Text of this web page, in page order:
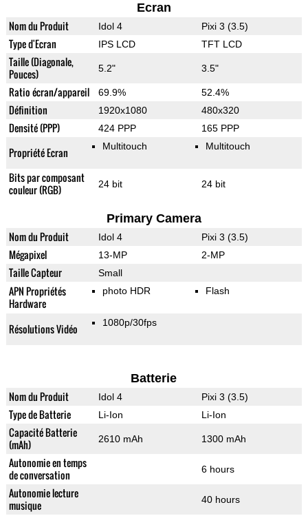
Ecran
Nom du Produit Idol 4 Pixi 3 (3.5)
Type d'Ecran IPS LCD TFT LCD
Taille (Diagonale,
Pouces)
5.2" 3.5"
Ratio écran/appareil 69.9% 52.4%
Définition 1920x1080 480x320
Densité (PPP) 424 PPP 165 PPP
Propriété Ecran Multitouch Multitouch
Bits par composant
couleur (RGB)
24 bit 24 bit
Primary Camera
Nom du Produit Idol 4 Pixi 3 (3.5)
Mégapixel 13-MP 2-MP
Taille Capteur Small
APN Propriétés
Hardware
photo HDR Flash
Résolutions Vidéo 1080p/30fps
Batterie
Nom du Produit Idol 4 Pixi 3 (3.5)
Type de Batterie Li-Ion Li-Ion
Capacité Batterie
(mAh)
2610 mAh 1300 mAh
Autonomie en temps
de conversation
6 hours
Autonomie lecture
musique
40 hours